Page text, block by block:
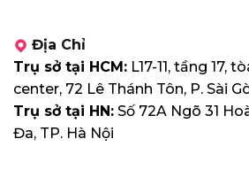
Địa Chỉ
Trụ sở tại HCM: L17-11, tầng 17,
center, 72 Lê Thánh Tôn, P. Sài
Trụ sở tại HN: Số 72A Ngõ 31
Đa, TP. Hà Nội